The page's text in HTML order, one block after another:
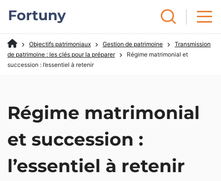
Objectifs patrimoniaux Gestion de patrimoine
Transmission
de patrimoine : les clés pour la préparer
Régime matrimonial et
succession : l’essentiel à retenir
Régime matrimonial
et succession :
l’essentiel à retenir